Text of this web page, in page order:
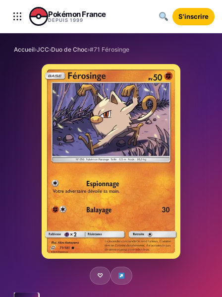
Aller au contenu
Pokémon France
DEPUIS 1999 S'inscrire
Accueil›JCC›Duo de Choc›#71 Férosinge
♡